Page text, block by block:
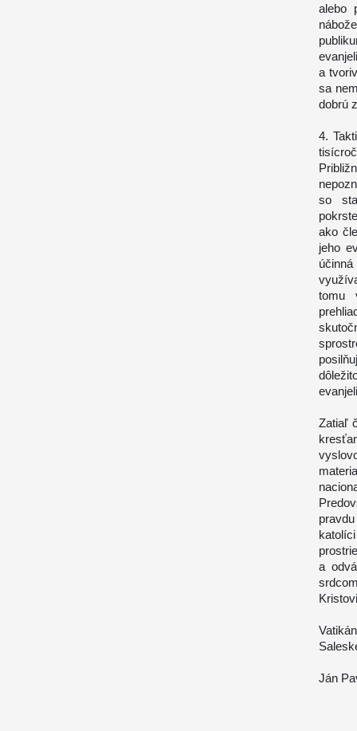
alebo
a
sa
dobrú
4.
so
ako
jeho
tomu
Zatiaľ
a
Ján